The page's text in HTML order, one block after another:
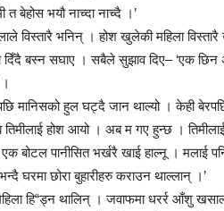
त बेहोस भयौ नाच्दा नाच्दै ।’
विस्तारै भनिन् । होश खुलेकी महिला
दिँदै बस्न सघाए । सबैले सुझाव दिए– ‘एक
मानिसको हुल घट्दै जान थाल्यो । केही
तिमीलाई होश आयो । अब म गए हुन्छ ।
बोटल पानीसित भर्खरै खाई हाल्नू । मलाई
घरमा छोरा बुहारीहरु कराउन थाल्लान् ।’
हि“ड्न थालिन् । जवाफमा धरर्र आँशु